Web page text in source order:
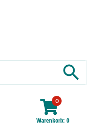
0
Warenkorb 0